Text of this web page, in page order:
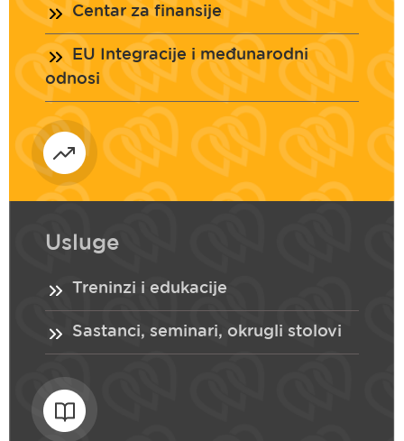
Centar za finansije
EU Integracije i međunarodni
odnosi
Usluge
Treninzi i edukacije
Sastanci, seminari, okrugli stolovi